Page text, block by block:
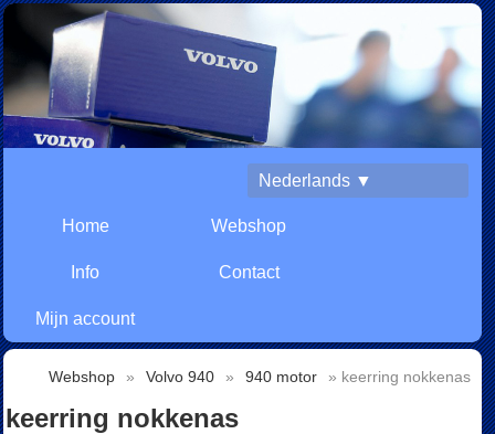
Nederlands ▼
Home Webshop
Info Contact
Mijn account
Webshop » Volvo 940 » 940 motor » keerring nokkenas
keerring nokkenas